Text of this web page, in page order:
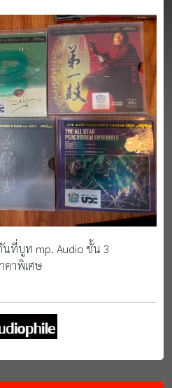
นที่บูท mp. Audio ชั้น 3
คาพิเศษ